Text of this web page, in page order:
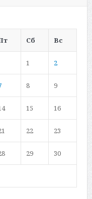
Сб Вс
1 2
8 9
15 16
22 23
29 30